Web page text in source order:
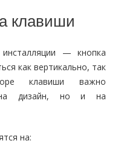
клавиши
— кнопка
как вертикально, так
клавиши важно
на дизайн, но и на
на: